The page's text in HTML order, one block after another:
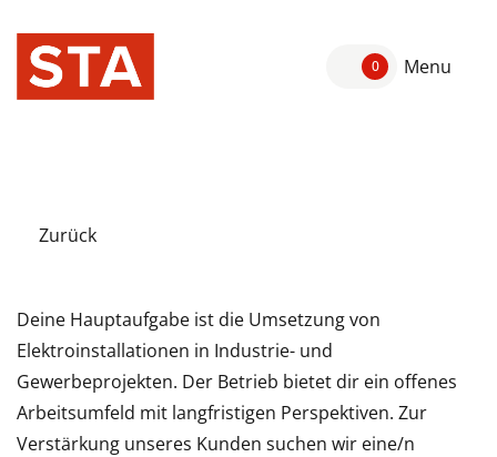
0 Menu
Zurück
Deine Hauptaufgabe ist die Umsetzung von
Elektroinstallationen in Industrie- und
Gewerbeprojekten. Der Betrieb bietet dir ein offenes
Arbeitsumfeld mit langfristigen Perspektiven. Zur
Verstärkung unseres Kunden suchen wir eine/n